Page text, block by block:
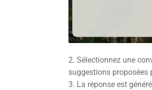
2. Sélectionnez une
suggestions proposées
3. La réponse est